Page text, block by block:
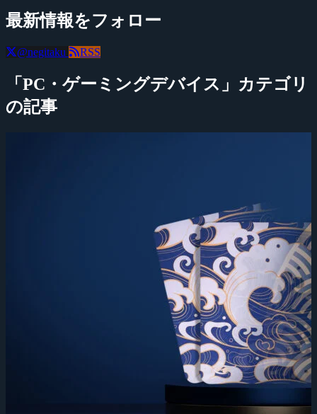
最新情報をフォロー
@negitaku RSS
「PC・ゲーミングデバイス」カテゴリ
の記事